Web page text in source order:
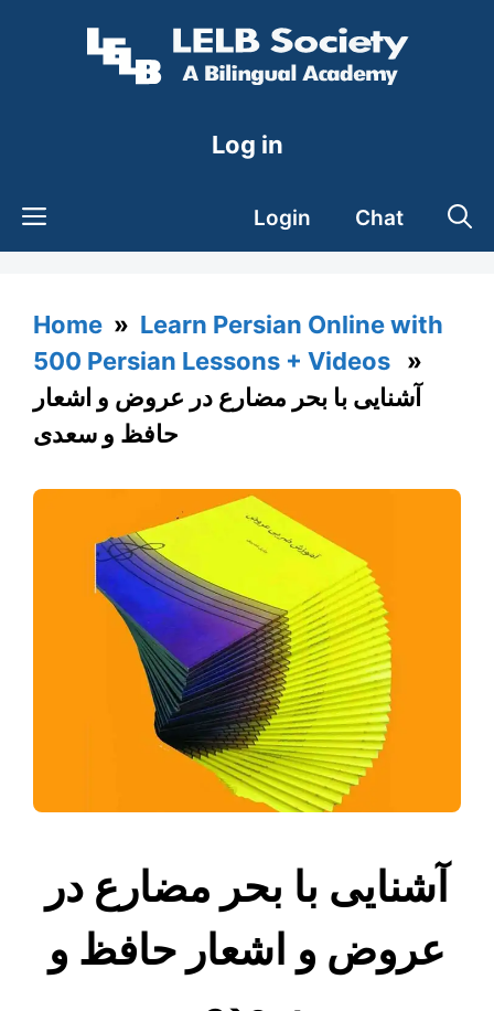
Log in
Login Chat
Home » Learn Persian Online with
500 Persian Lessons + Videos »
آشنایی با بحر مضارع در عروض و اشعار
حافظ و سعدی
آشنایی با بحر مضارع در
عروض و اشعار حافظ و